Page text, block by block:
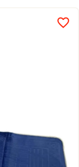
favorite_border